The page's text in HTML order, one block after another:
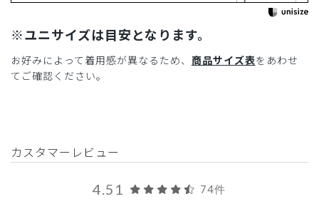
※ユニサイズは目安となります。
お好みによって着用感が異なるため、 商品サイズ表をあわせ
てご確認ください。
カスタマーレビュー
4.51 74件